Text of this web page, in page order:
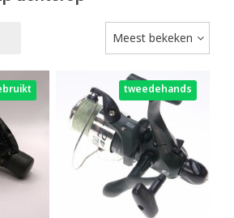
Meest bekeken
tweedehands